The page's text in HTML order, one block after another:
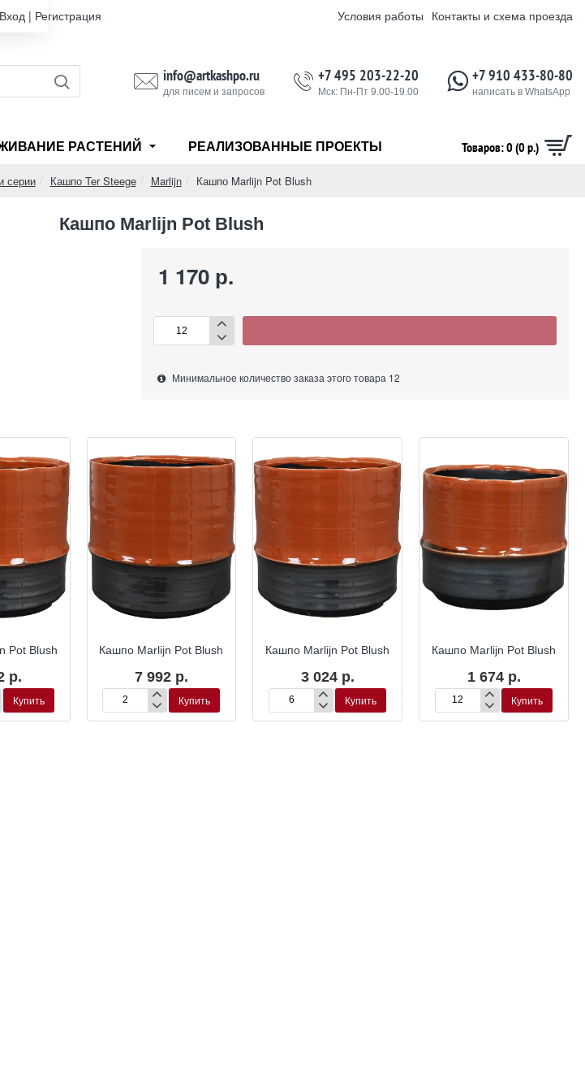
Вход | Регистрация Условия работы Контакты и схема проезда
info@artkashpo.ru
для писем и запросов
+7 495 203-22-20
Мск: Пн-Пт 9.00-19.00
+7 910 433-80-80
написать в WhatsApp
РАСТЕНИЙ РЕАЛИЗОВАННЫЕ ПРОЕКТЫ Товаров: 0 (0 р.)
серии Кашпо Ter Steege Marlijn Кашпо Marlijn Pot Blush
Кашпо Marlijn Pot Blush
1 170 р.
Минимальное количество заказа этого товара 12
Pot Blush
р.
Купить
Кашпо Marlijn Pot Blush
7 992 р.
Кашпо
Marlijn
Купить
Кашпо Marlijn Pot Blush
3 024 р.
Кашпо
Marlijn
Купить
Кашпо Marlijn Pot Blush
1 674 р.
Кашпо
Marlijn
Купить